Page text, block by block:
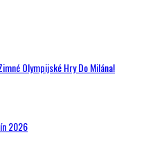
Olympijské Hry Do Milána!
2026